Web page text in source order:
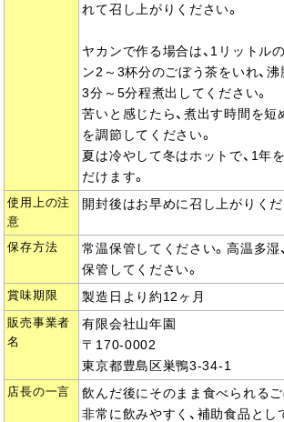
れて召し上がりください。
ヤカンで作る場合は、1リットル
ン2～3杯分のごぼう茶をいれ、
3分～5分程煮出してください。
苦いと感じたら、煮出す時間を短
を調節してください。
夏は冷やして冬はホットで、1年
だけます。
使用上の注
意
開封後はお早めに召し上がりくだ
保存方法
常温保管してください。高温多湿
保管してください。
賞味期限 製造日より約12ヶ月
販売事業者
名
有限会社山年園
〒170-0002
東京都豊島区巣鴨3-34-1
店長の一言
飲んだ後にそのまま食べられるご
非常に飲みやすく、補助食品と